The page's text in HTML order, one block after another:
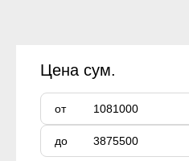
Цена сум.
от
до